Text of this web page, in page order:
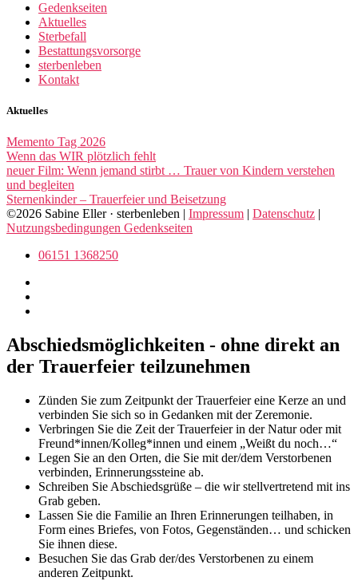
Gedenkseiten
Aktuelles
Sterbefall
Bestattungsvorsorge
sterbenleben
Kontakt
Aktuelles
Memento Tag 2026
Wenn das WIR plötzlich fehlt
neuer Film: Wenn jemand stirbt … Trauer von Kindern verstehen
und begleiten
Sternenkinder – Trauerfeier und Beisetzung
©2026 Sabine Eller · sterbenleben | Impressum | Datenschutz |
Nutzungsbedingungen Gedenkseiten
06151 1368250
Abschiedsmöglichkeiten - ohne direkt an
der Trauerfeier teilzunehmen
Zünden Sie zum Zeitpunkt der Trauerfeier eine Kerze an und
verbinden Sie sich so in Gedanken mit der Zeremonie.
Verbringen Sie die Zeit der Trauerfeier in der Natur oder mit
Freund*innen/Kolleg*innen und einem „Weißt du noch…“
Legen Sie an den Orten, die Sie mit der/dem Verstorbenen
verbinden, Erinnerungssteine ab.
Schreiben Sie Abschiedsgrüße – die wir stellvertretend mit ins
Grab geben.
Lassen Sie die Familie an Ihren Erinnerungen teilhaben, in
Form eines Briefes, von Fotos, Gegenständen… und schicken
Sie ihnen diese.
Besuchen Sie das Grab der/des Verstorbenen zu einem
anderen Zeitpunkt.